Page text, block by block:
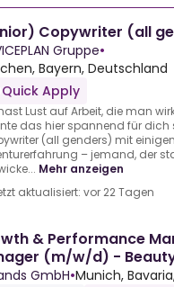
Copywriter (all
Gruppe•
Bayern, Deutschland
Quick Apply
Lust auf Arbeit, die man
das hier spannend für dich
(all genders) mit
– jemand, der
Mehr anzeigen
aktualisiert: vor 22 Tagen
& Performance
(m/w/d) -
15-20h/Woche
GmbH•Munich,